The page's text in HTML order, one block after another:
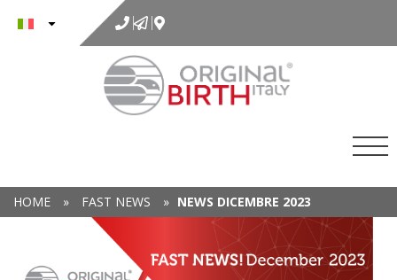
contenuto
HOME » FAST NEWS » NEWS DICEMBRE 2023